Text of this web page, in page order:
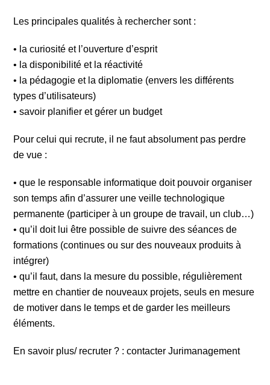
Les principales qualités à rechercher sont :
• la curiosité et l’ouverture d’esprit
• la disponibilité et la réactivité
• la pédagogie et la diplomatie (envers les différents
types d’utilisateurs)
• savoir planifier et gérer un budget
Pour celui qui recrute, il ne faut absolument pas perdre
de vue :
• que le responsable informatique doit pouvoir organiser
son temps afin d’assurer une veille technologique
permanente (participer à un groupe de travail, un club…)
• qu’il doit lui être possible de suivre des séances de
formations (continues ou sur des nouveaux produits à
intégrer)
• qu’il faut, dans la mesure du possible, régulièrement
mettre en chantier de nouveaux projets, seuls en mesure
de motiver dans le temps et de garder les meilleurs
éléments.
En savoir plus/ recruter ? : contacter Jurimanagement